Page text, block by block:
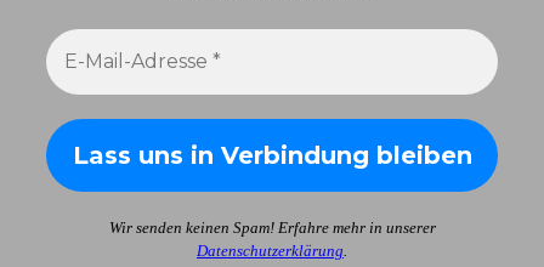
Wir senden keinen Spam! Erfahre mehr in unserer
Datenschutzerklärung